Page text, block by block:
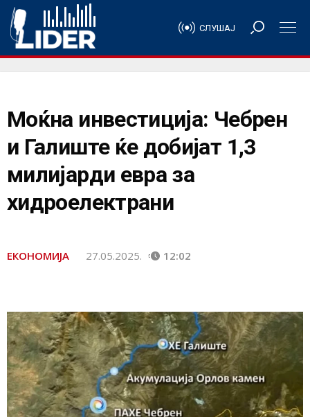
СЛУШАЈ
Моќна инвестиција: Чебрен
и Галиште ќе добијат 1,3
милијарди евра за
хидроелектрани
ЕКОНОМИЈА 27.05.2025. 12:02